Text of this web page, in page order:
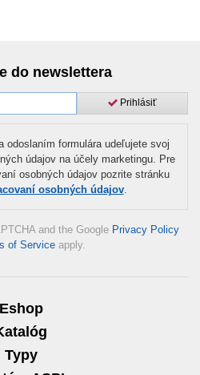
do newslettera
Prihlásiť
odoslaním formulára udeľujete svoj
údajov na účely marketingu. Pre
osobných údajov pozrite stránku
osobných údajov.
and the Google Privacy Policy
of Service apply.
Eshop
Typy